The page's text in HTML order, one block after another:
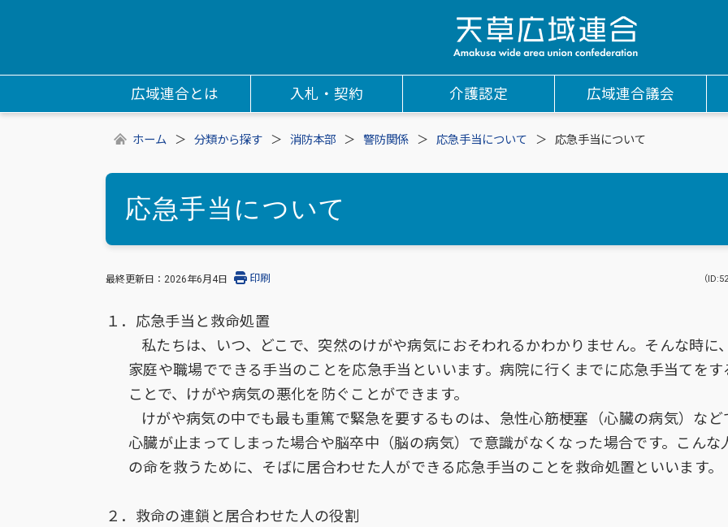
広域連合とは 入札・契約 介護認定 広域連合議会
ホーム 分類から探す 消防本部 警防関係 応急手当について 応急手当について
応急手当について
最終更新日： 2026年6月4日 （
印刷
１．応急手当と救命処置
私たちは、いつ、どこで、突然のけがや病気におそわれるかわかりません。そんな時に
家庭や職場でできる手当のことを応急手当といいます。病院に行くまでに応急手当てをす
ことで、けがや病気の悪化を防ぐことができます。
けがや病気の中でも最も重篤で緊急を要するものは、急性心筋梗塞（心臓の病気）など
心臓が止まってしまった場合や脳卒中（脳の病気）で意識がなくなった場合です。こんな
の命を救うために、そばに居合わせた人ができる応急手当のことを救命処置といいます。
２．救命の連鎖と居合わせた人の役割